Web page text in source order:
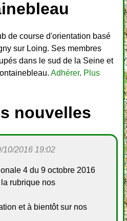
de course d'orientation basé
sur Loing. Ses membres
dans le sud de la Seine et
Adhérer. Plus
nouvelles
10/2016 19:02
4 du 9 octobre 2016
rubrique nos
et à bientôt sur nos